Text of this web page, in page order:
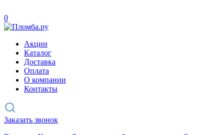
0
Акции
Каталог
Доставка
Оплата
О компании
Контакты
Заказать звонок